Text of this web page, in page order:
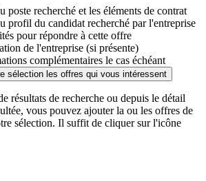
poste recherché et les éléments de contrat
profil du candidat recherché par l'entreprise
pour répondre à cette offre
de l'entreprise (si présente)
complémentaires le cas échéant
sélection les offres qui vous intéressent
résultats de recherche ou depuis le détail
vous pouvez ajouter la ou les offres de
sélection. Il suffit de cliquer sur l'icône